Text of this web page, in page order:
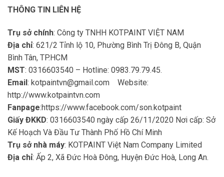
THÔNG TIN LIÊN HỆ
Trụ sở chính: Công ty TNHH KOTPAINT VIỆT NAM
Địa chỉ: 621/2 Tỉnh lộ 10, Phường Bình Trị Đông B, Quận
Bình Tân, TP.HCM
MST: 0316603540 – Hotline: 0983.79.79.45.
Email: kotpaintvn@gmail.com Website:
http://www.kotpaintvn.com
Fanpage:https://www.facebook.com/son.kotpaint
Giấy ĐKKD: 0316603540 ngày cấp 26/11/2020 Nơi cấp: Sở
Kế Hoạch Và Đầu Tư Thành Phố Hồ Chí Minh
Trụ sở nhà máy: KOTPAINT Việt Nam Company Limited
Địa chỉ: Ấp 2, Xã Đức Hoà Đông, Huyện Đức Hoà, Long An.